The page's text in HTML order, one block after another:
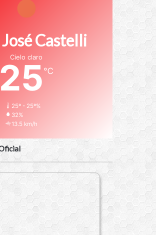
Castelli
Cielo claro
25 ℃
25º - 25º%
32%
13.5 km/h